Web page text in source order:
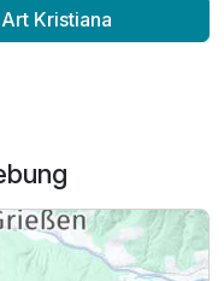
p.P. ab1.179,00 €
Kristiana